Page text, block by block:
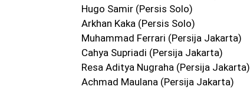
Hugo Samir (Persis Solo)
Arkhan Kaka (Persis Solo)
Muhammad Ferrari (Persija Jakarta)
Cahya Supriadi (Persija Jakarta)
Resa Aditya Nugraha (Persija Jakarta)
Achmad Maulana (Persija Jakarta)